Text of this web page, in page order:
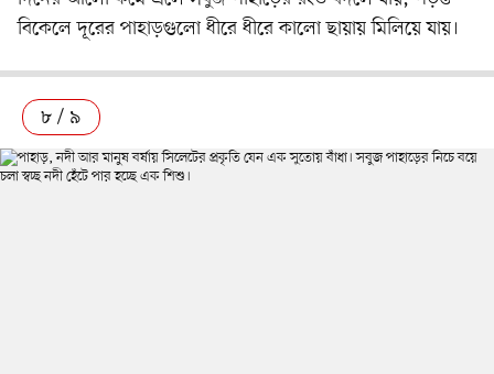
বিকেলে দূরের পাহাড়গুলো ধীরে ধীরে কালো ছায়ায় মিলিয়ে যায়।
৮ / ৯